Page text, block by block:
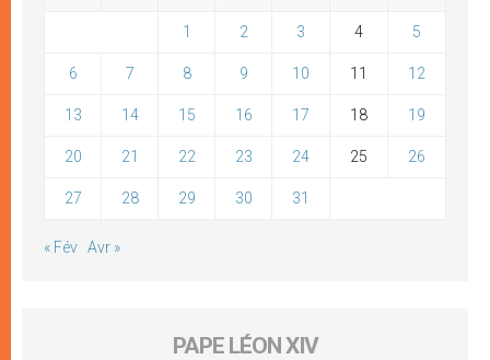
1 2 3 4 5
6 7 8 9 10 11 12
13 14 15 16 17 18 19
20 21 22 23 24 25 26
27 28 29 30 31
« Fév Avr »
PAPE LÉON XIV